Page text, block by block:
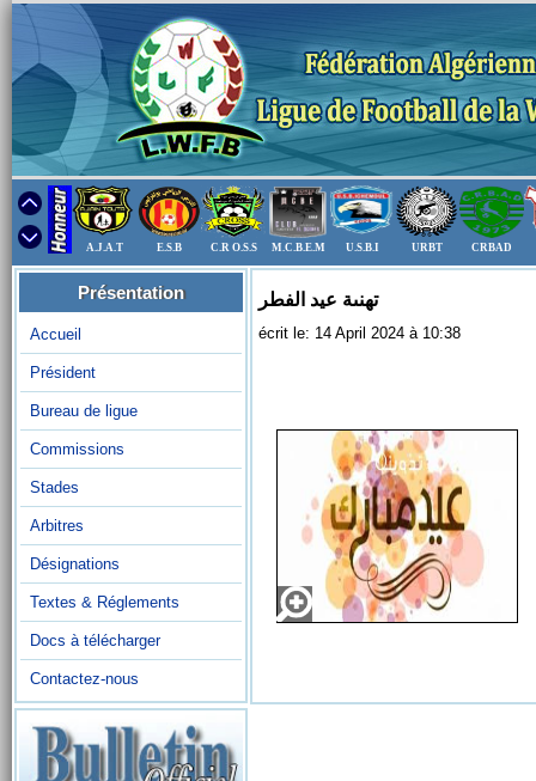
A.J.A.T E.S.B C.R O.S.S M.C.B.E.M U.S.B.I URBT CRBAD
Présentation
Accueil
Président
Bureau de ligue
Commissions
Stades
Arbitres
Désignations
Textes & Réglements
Docs à télécharger
Contactez-nous
تهنىة عيد الفطر
écrit le: 14 April 2024 à 10:38